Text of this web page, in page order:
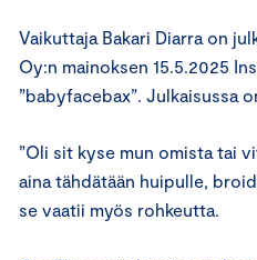
Vaikuttaja Bakari Diarra on
Oy:n mainoksen 15.5.2025
”babyfacebax”. Julkaisussa
”Oli sit kyse mun omista tai
aina tähdätään huipulle,
se vaatii myös rohkeutta.